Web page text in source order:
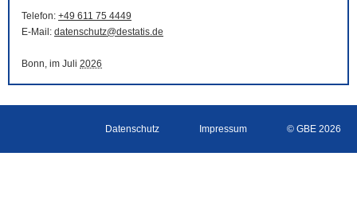
Telefon: +49 611 75 4449
E-Mail : datenschutz@destatis.de
Bonn, im Juli 2026
Datenschutz Impressum © GBE 2026